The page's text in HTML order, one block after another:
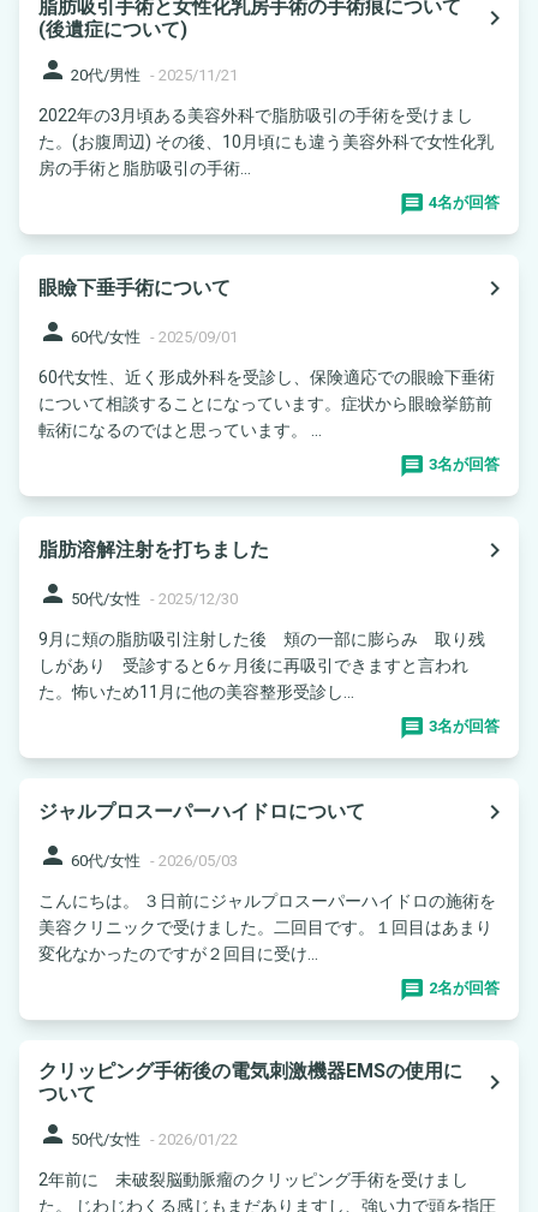
脂肪吸引手術と女性化乳房手術の手術痕について
(後遺症について)
navigate_next
person 20代/男性 - 2025/11/21
2022年の3月頃ある美容外科で脂肪吸引の手術を受けまし
た。(お腹周辺) その後、10月頃にも違う美容外科で女性化乳
房の手術と脂肪吸引の手術...
4名が回答
眼瞼下垂手術について
navigate_next
person 60代/女性 - 2025/09/01
60代女性、近く形成外科を受診し、保険適応での眼瞼下垂術
について相談することになっています。症状から眼瞼挙筋前
転術になるのではと思っています。 ...
3名が回答
脂肪溶解注射を打ちました
navigate_next
person 50代/女性 - 2025/12/30
9月に頬の脂肪吸引注射した後 頬の一部に膨らみ 取り残
しがあり 受診すると6ヶ月後に再吸引できますと言われ
た。怖いため11月に他の美容整形受診し...
3名が回答
ジャルプロスーパーハイドロについて
navigate_next
person 60代/女性 - 2026/05/03
こんにちは。 ３日前にジャルプロスーパーハイドロの施術を
美容クリニックで受けました。二回目です。１回目はあまり
変化なかったのですが２回目に受け...
2名が回答
クリッピング手術後の電気刺激機器EMSの使用に
ついて
navigate_next
person 50代/女性 - 2026/01/22
2年前に 未破裂脳動脈瘤のクリッピング手術を受けまし
た。 じわじわくる感じもまだありますし、強い力で頭を指圧